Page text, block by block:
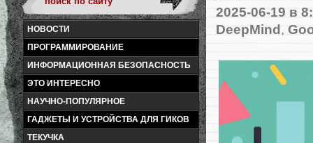
НОВОСТИ
ПРОГРАММИРОВАНИЕ
ИНФОРМАЦИОННАЯ БЕЗОПАСНОСТЬ
ЭТО ИНТЕРЕСНО
НАУЧНО-ПОПУЛЯРНОЕ
ГАДЖЕТЫ И УСТРОЙСТВА ДЛЯ ГИКОВ
ТЕКУЧКА
2025-06-19 в
DeepMind,